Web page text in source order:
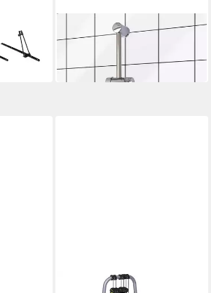
Duscharmatur
in 2-3 Werktagen bei dir